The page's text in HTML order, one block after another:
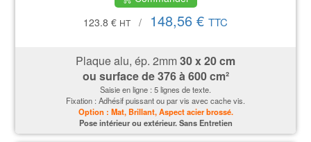
123.8 € HT / 148,56 € TTC
Plaque alu, ép. 2mm30 x 20 cm
ou surface de376 à 600 cm²
Saisie en ligne : 5 lignes de texte.
Fixation : Adhésif puissant ou par vis avec cache vis.
Option : Mat, Brillant, Aspect acier brossé.
Pose intérieur ou extérieur. Sans Entretien